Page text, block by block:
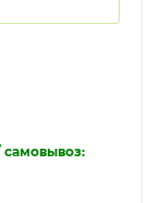
самовывоз: